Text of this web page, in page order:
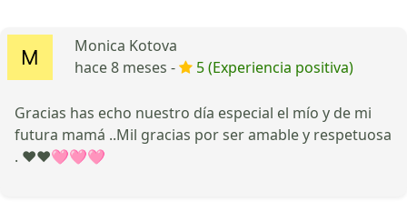
Monica Kotova
hace 8 meses -
5 (Experiencia positiva)
Gracias has echo nuestro día especial el mío y de mi
futura mamá ..Mil gracias por ser amable y respetuosa
. ❤️❤️🩷🩷🩷